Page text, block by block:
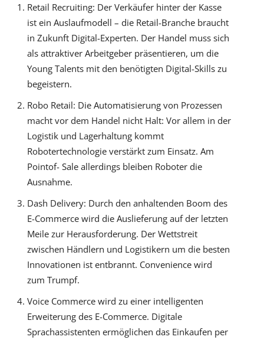
Retail Recruiting: Der Verkäufer hinter der Kasse
ist ein Auslaufmodell – die Retail-Branche braucht
in Zukunft Digital-Experten. Der Handel muss sich
als attraktiver Arbeitgeber präsentieren, um die
Young Talents mit den benötigten Digital-Skills zu
begeistern.
Robo Retail: Die Automatisierung von Prozessen
macht vor dem Handel nicht Halt: Vor allem in der
Logistik und Lagerhaltung kommt
Robotertechnologie verstärkt zum Einsatz. Am
Pointof- Sale allerdings bleiben Roboter die
Ausnahme.
Dash Delivery: Durch den anhaltenden Boom des
E-Commerce wird die Auslieferung auf der letzten
Meile zur Herausforderung. Der Wettstreit
zwischen Händlern und Logistikern um die besten
Innovationen ist entbrannt. Convenience wird
zum Trumpf.
Voice Commerce wird zu einer intelligenten
Erweiterung des E-Commerce. Digitale
Sprachassistenten ermöglichen das Einkaufen per